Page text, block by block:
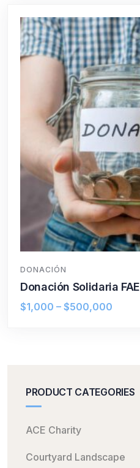
DONACIÓN
Donación Solidaria
$1,000 – $500,000
PRODUCT CATEGORIES
ACE Charity
Courtyard Landscape